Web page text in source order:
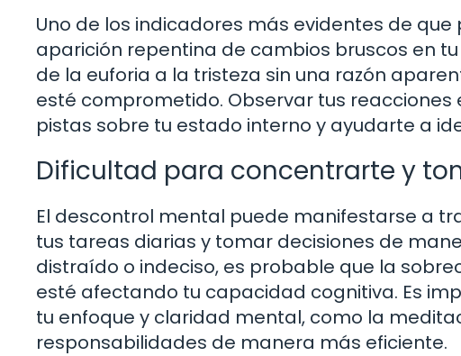
Uno de los indicadores más evidentes de
aparición repentina de cambios bruscos en
de la euforia a la tristeza sin una razón
esté comprometido. Observar tus
pistas sobre tu estado interno y ayudarte a
Dificultad para concentrarte y
El descontrol mental puede manifestarse a
tus tareas diarias y tomar decisiones de
distraído o indeciso, es probable que la
esté afectando tu capacidad cognitiva. Es
tu enfoque y claridad mental, como la
responsabilidades de manera más eficiente.